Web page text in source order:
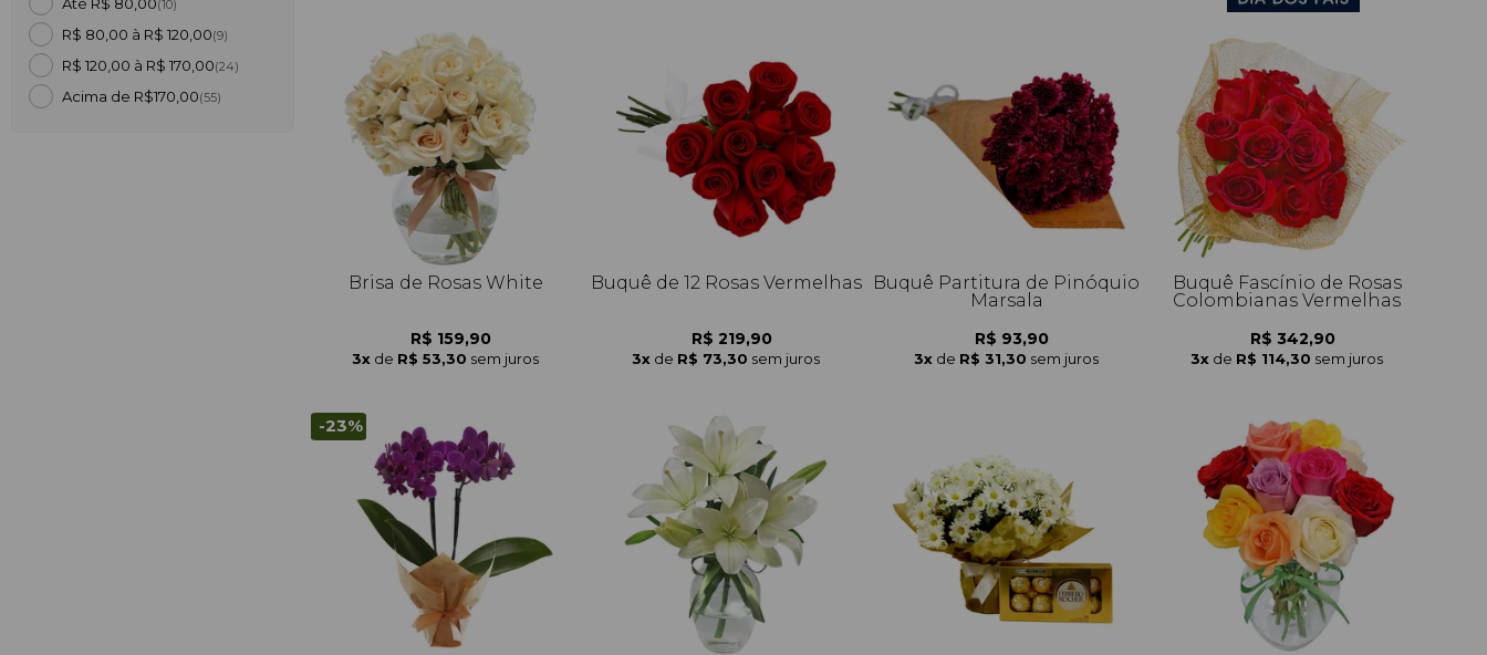
(10)
R$ 80,00 à R$ 120,00(9)
R$ 120,00 à R$ 170,00(24)
Acima de R$170,00(55)
Brisa de Rosas White
R$ 159,90
3x de R$ 53,30 sem juros
Buquê de 12 Rosas Vermelhas
R$ 219,90
3x de R$ 73,30 sem juros
Buquê Partitura de Pinóquio
Marsala
R$ 93,90
3x de R$ 31,30 sem juros
Buquê Fascínio de Rosas
Colombianas Vermelhas
R$ 342,90
3x de R$ 114,30 sem juros
-23%